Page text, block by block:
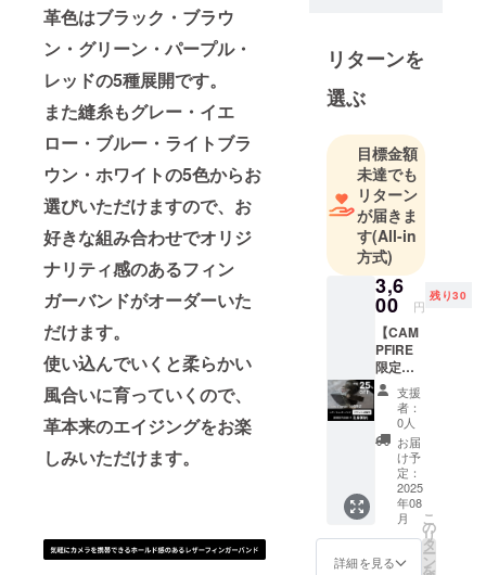
革色はブラック・ブラウ
ン・グリーン・パープル・
レッドの5種展開です。
また縫糸もグレー・イエ
ロー・ブルー・ライトブラ
ウン・ホワイトの5色からお
選びいただけますので、お
好きな組み合わせでオリジ
ナリティ感のあるフィン
ガーバンドがオーダーいた
だけます。
使い込んでいくと柔らかい
風合いに育っていくので、
革本来のエイジングをお楽
しみいただけます。
ターなどを
お好きな組
み合わせで
セミオー
ダーいただ
けます。
カメラ用ハ
ンドスト
ラップや
ネックスト
ラップなど
も展開して
います。
リターンを
選ぶ
目標金額
未達でも
リターン
が届きま
す(All-in
方式)
3,6
00 円
残り30
【CAM
PFIRE
限定価
格：30
個限
定！早
割
25％OF
F】 レ
ザー
フィン
ガーバ
ンド：
ブラッ
支援
者：
0人
お届
け予
定：
2025
年08
月
詳細を見る
こ
の
リ
タ
ー
ン
を